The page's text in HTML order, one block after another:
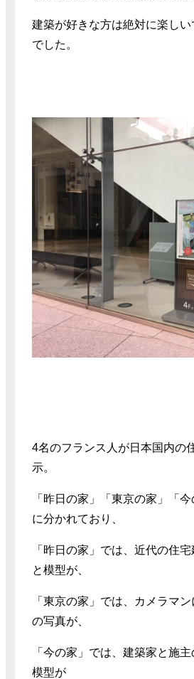
建築が好きな方は絶対に楽し
でした。
4名のフランス人が日本国内の
示。
「昨日の家」「東京の家」「
に分かれており、
「昨日の家」では、近代の住
と模型が、
「東京の家」では、カメラマ
の写真が、
「今の家」では、建築家と施
模型が